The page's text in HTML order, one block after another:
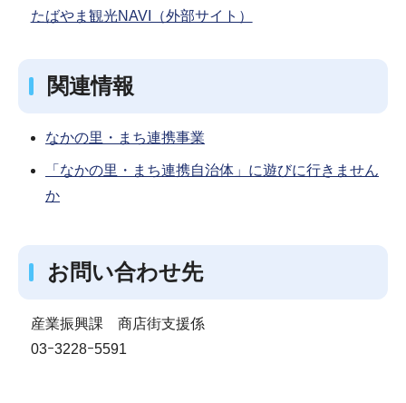
たばやま観光NAVI（外部サイト）
関連情報
なかの里・まち連携事業
「なかの里・まち連携自治体」に遊びに行きません
か
お問い合わせ先
産業振興課 商店街支援係
03ｰ3228ｰ5591